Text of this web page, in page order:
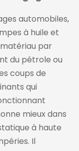
automobiles,
à huile et
par
du pétrole ou
coups de
qui
mieux dans
à haute
Il